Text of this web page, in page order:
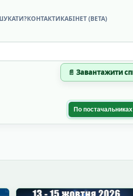
КОНТАКТИКАБІНЕТ (BETA)
📄 Завантажити
По постачальниках